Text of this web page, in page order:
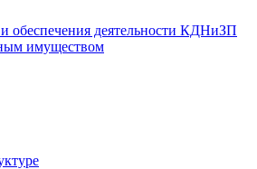
обеспечения деятельности КДНиЗП
имуществом